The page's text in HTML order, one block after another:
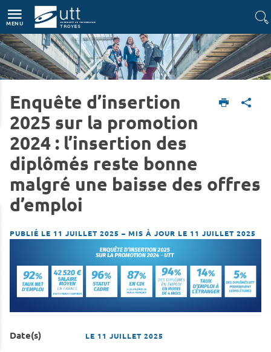
MENU
Accueil L'UTT Actualités
Enquête d’insertion
2025 sur la promotion
2024 : l’insertion des
diplômés reste bonne
malgré une baisse des offres
d’emploi
PUBLIÉ LE 11 JUILLET 2025 – MIS À JOUR LE 11 JUILLET 2025
Date(s) LE 11 JUILLET 2025